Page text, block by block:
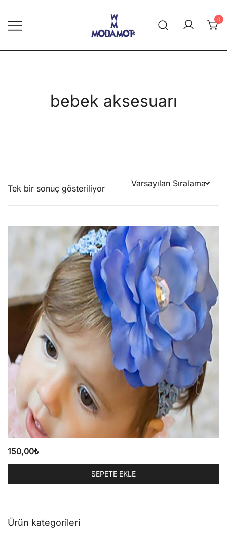
content
Modamot E-Ticaret
0
bebek aksesuarı
Tek bir sonuç gösteriliyor
150,00₺
SEPETE EKLE
Ürün kategorileri